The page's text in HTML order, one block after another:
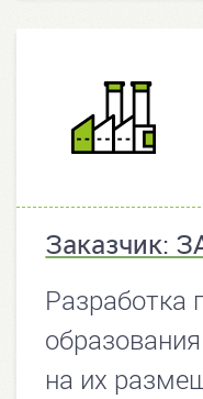
Заказчик:
Разработка
на их